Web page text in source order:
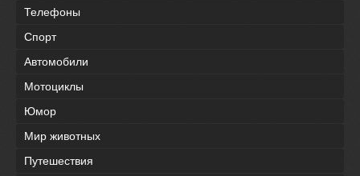
Телефоны
Спорт
Автомобили
Мотоциклы
Юмор
Мир животных
Путешествия